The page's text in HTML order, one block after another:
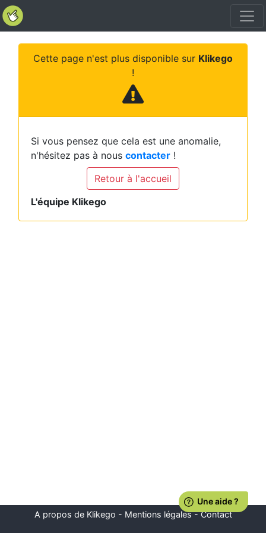
Cette page n'est plus disponible sur Klikego
!
Si vous pensez que cela est une anomalie,
n'hésitez pas à nous contacter !
Retour à l'accueil
L'équipe Klikego
A propos de Klikego - Mentions légales-Contact